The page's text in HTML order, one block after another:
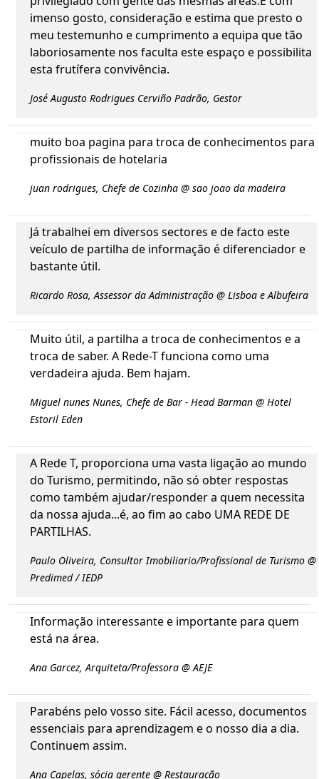
imenso gosto, consideração e estima que presto o
meu testemunho e cumprimento a equipa que tão
laboriosamente nos faculta este espaço e possibilita
esta frutífera convivência.
José Augusto Rodrigues Cerviño Padrão, Gestor
muito boa pagina para troca de conhecimentos para
profissionais de hotelaria
juan rodrigues, Chefe de Cozinha @ sao joao da madeira
Já trabalhei em diversos sectores e de facto este
veículo de partilha de informação é diferenciador e
bastante útil.
Ricardo Rosa, Assessor da Administração @ Lisboa e Albufeira
Muito útil, a partilha a troca de conhecimentos e a
troca de saber. A Rede-T funciona como uma
verdadeira ajuda. Bem hajam.
Miguel nunes Nunes, Chefe de Bar - Head Barman @ Hotel
Estoril Eden
A Rede T, proporciona uma vasta ligação ao mundo
do Turismo, permitindo, não só obter respostas
como também ajudar/responder a quem necessita
da nossa ajuda...é, ao fim ao cabo UMA REDE DE
PARTILHAS.
Paulo Oliveira, Consultor Imobiliario/Profissional de Turismo @
Predimed / IEDP
Informação interessante e importante para quem
está na área.
Ana Garcez, Arquiteta/Professora @ AEJE
Parabéns pelo vosso site. Fácil acesso, documentos
essenciais para aprendizagem e o nosso dia a dia.
Continuem assim.
Ana Capelas, sócia gerente @ Restauração